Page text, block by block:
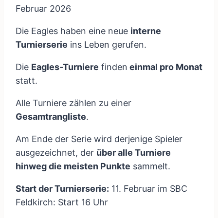
Februar 2026
Die Eagles haben eine neue interne
Turnierserie ins Leben gerufen.
Die Eagles-Turniere finden einmal pro Monat
statt.
Alle Turniere zählen zu einer
Gesamtrangliste.
Am Ende der Serie wird derjenige Spieler
ausgezeichnet, der über alle Turniere
hinweg die meisten Punkte sammelt.
Start der Turnierserie: 11. Februar im SBC
Feldkirch: Start 16 Uhr